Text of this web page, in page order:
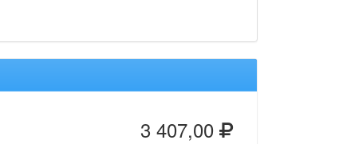
3 407,00